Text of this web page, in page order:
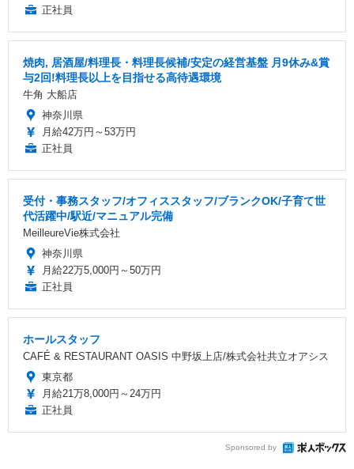
正社員
焼肉, 居酒屋/料理長・料理長候補/安定の経営基盤 月9休み&賞
与2回!料理長以上を目指せる高待遇環境
牛角 大船店
神奈川県
月給42万円～53万円
正社員
受付・事務スタッフ/オフィススタッフ/ブランクOK/子育て世
代活躍中/駅近/マニュアル完備
MeilleureVie株式会社
神奈川県
月給22万5,000円～50万円
正社員
ホールスタッフ
CAFÉ & RESTAURANT OASIS 中野坂上店/株式会社共立オアシス
東京都
月給21万8,000円～24万円
正社員
Sponsored by